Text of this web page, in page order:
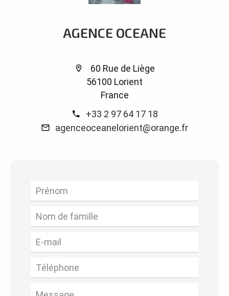
AGENCE OCEANE
60 Rue de Liège
56100 Lorient
France
+33 2 97 64 17 18
agenceoceanelorient@orange.fr